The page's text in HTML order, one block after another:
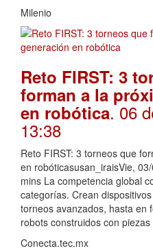
Milenio
Reto FIRST: 3
forman a la
en robótica. 06
13:38
Reto FIRST: 3 torneos que
en robóticasusan_iraisVie,
mins La competencia global
categorías. Crean
torneos avanzados, hasta en
robots construidos con piezas
Conecta.tec.mx